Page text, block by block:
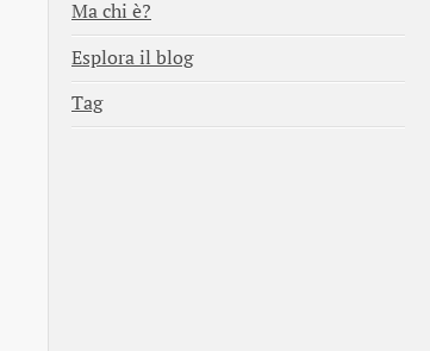
Ma chi è?
Esplora il blog
Tag